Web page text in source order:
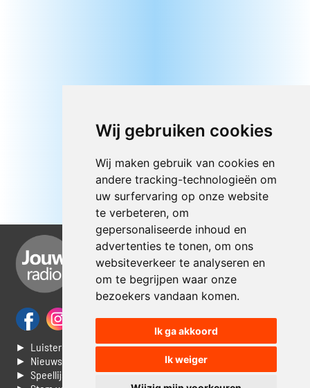
Wij gebruiken cookies
Wij maken gebruik van cookies en
andere tracking-technologieën om
uw surfervaring op onze website
te verbeteren, om
gepersonaliseerde inhoud en
advertenties te tonen, om ons
websiteverkeer te analyseren en
om te begrijpen waar onze
bezoekers vandaan komen.
Ik ga akkoord
Ik weiger
► Luisteren naar Jouwradio
► Nieuws
► Speellijst